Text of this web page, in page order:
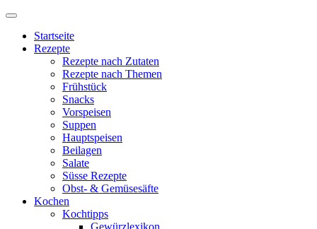
Startseite
Rezepte
Rezepte nach Zutaten
Rezepte nach Themen
Frühstück
Snacks
Vorspeisen
Suppen
Hauptspeisen
Beilagen
Salate
Süsse Rezepte
Obst- & Gemüsesäfte
Kochen
Kochtipps
Gewürzlexikon